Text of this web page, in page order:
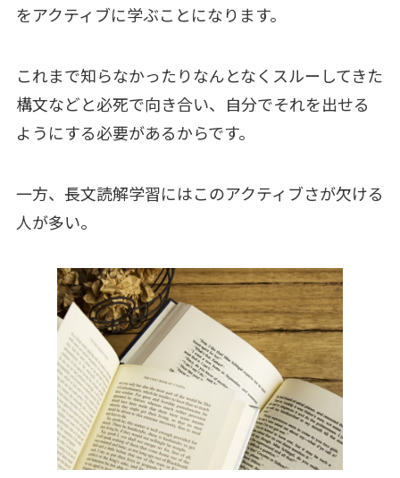
をアクティブに学ぶことになります。
これまで知らなかったりなんとなくスルーしてきた
構文などと必死で向き合い、自分でそれを出せる
ようにする必要があるからです。
一方、長文読解学習にはこのアクティブさが欠ける
人が多い。